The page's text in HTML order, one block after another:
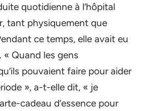
quotidienne à l’hôpital
tant physiquement que
ce temps, elle avait eu
« Quand les gens
pouvaient faire pour aider
», a-t-elle dit, « je
cadeau d’essence pour